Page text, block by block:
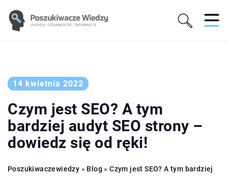
14 kwietnia 2022
Czym jest SEO? A tym
bardziej audyt SEO strony –
dowiedz się od ręki!
Poszukiwaczewiedzy » Blog »Czym jest SEO? A tym bardziej